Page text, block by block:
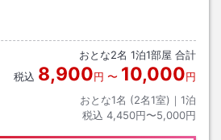
おとな2名 1泊1部屋 合計
税込 8,900円 〜 10,000円
おとな1名 (2名1室)｜ 1泊
税込 4,450円〜5,000円